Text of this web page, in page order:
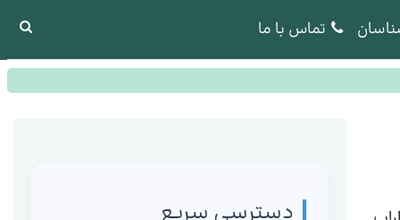
تماس با ما
دسترسی سریع